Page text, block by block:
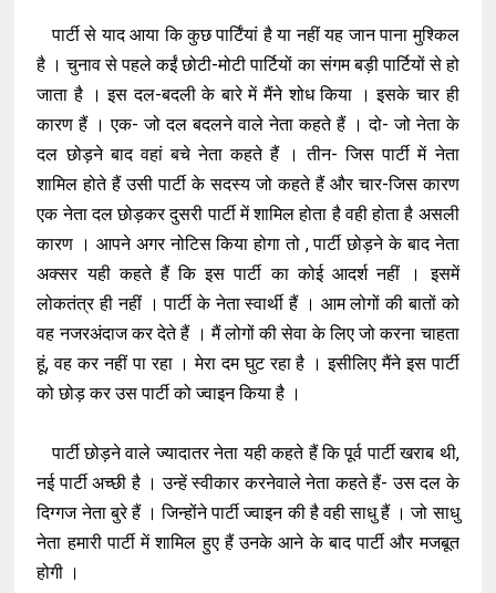
पार्टी से याद आया कि कुछ पार्टिंयां है या नहीं यह जान पाना मुश्किल
है । चुनाव से पहले कईं छोटी-मोटी पार्टियों का संगम बड़ी पार्टियों से हो
जाता है । इस दल-बदली के बारे में मैंने शोध किया । इसके चार ही
कारण हैं । एक- जो दल बदलने वाले नेता कहते हैं । दो- जो नेता के
दल छोड़ने बाद वहां बचे नेता कहते हैं । तीन- जिस पार्टी में नेता
शामिल होते हैं उसी पार्टी के सदस्य जो कहते हैं और चार-जिस कारण
एक नेता दल छोड़कर दुसरी पार्टी में शामिल होता है वही होता है असली
कारण । आपने अगर नोटिस किया होगा तो , पार्टी छोड़ने के बाद नेता
अक्सर यही कहते हैं कि इस पार्टी का कोई आदर्श नहीं । इसमें
लोकतंत्र ही नहीं । पार्टी के नेता स्वार्थी हैं । आम लोगों की बातों को
वह नजरअंदाज कर देते हैं । मैं लोगों की सेवा के लिए जो करना चाहता
हूं, वह कर नहीं पा रहा । मेरा दम घुट रहा है । इसीलिए मैंने इस पार्टी
को छोड़ कर उस पार्टी को ज्वाइन किया है ।
पार्टी छोड़ने वाले ज्यादातर नेता यही कहते हैं कि पूर्व पार्टी खराब थी,
नई पार्टी अच्छी है । उन्हें स्वीकार करनेवाले नेता कहते हैं- उस दल के
दिग्गज नेता बुरे हैं । जिन्होंने पार्टी ज्वाइन की है वही साधु हैं । जो साधु
नेता हमारी पार्टी में शामिल हुए हैं उनके आने के बाद पार्टी और मजबूत
होगी ।